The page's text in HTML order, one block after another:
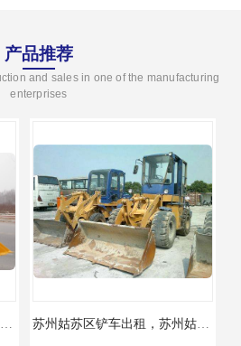
产品推荐
and sales in one of the manufacturing
enterprises